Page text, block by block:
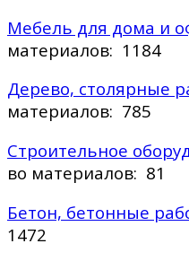
Мебель для дома и
материалов: 1184
Дерево, столярные
материалов: 785
Строительное
во материалов: 81
Бетон, бетонные
1472